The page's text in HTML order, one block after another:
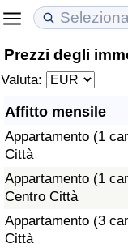
Prezzi degli
Valuta:
Affitto mensile
Appartamento (1
Città
Appartamento (1
Centro Città
Appartamento (3
Città
Costo della vita
Indice Del Costo
Indice Del Costo
Indice del Costo
ad Aqaba
Prezzi degli
Indice del Prezzo
Indice del Prezzo
Indice del Prezzo
Qualità della Vita
Indice della
Indice della
Indice della
Criminalità